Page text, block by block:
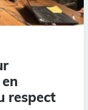
respect